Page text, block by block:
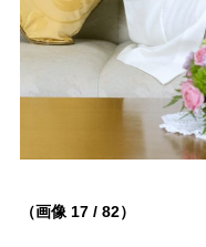
（画像 17 / 82）